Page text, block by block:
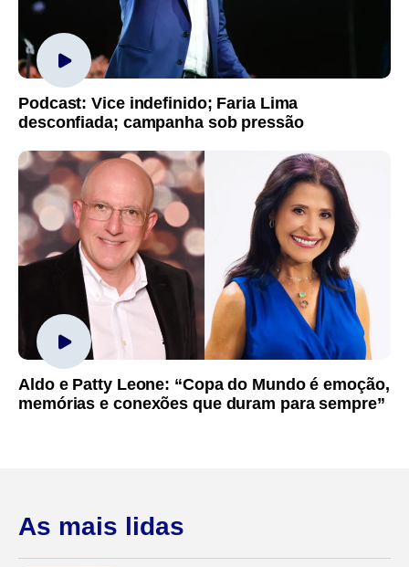
Podcast: Vice indefinido; Faria Lima
desconfiada; campanha sob pressão
Aldo e Patty Leone: “Copa do Mundo é emoção,
memórias e conexões que duram para sempre”
As mais lidas